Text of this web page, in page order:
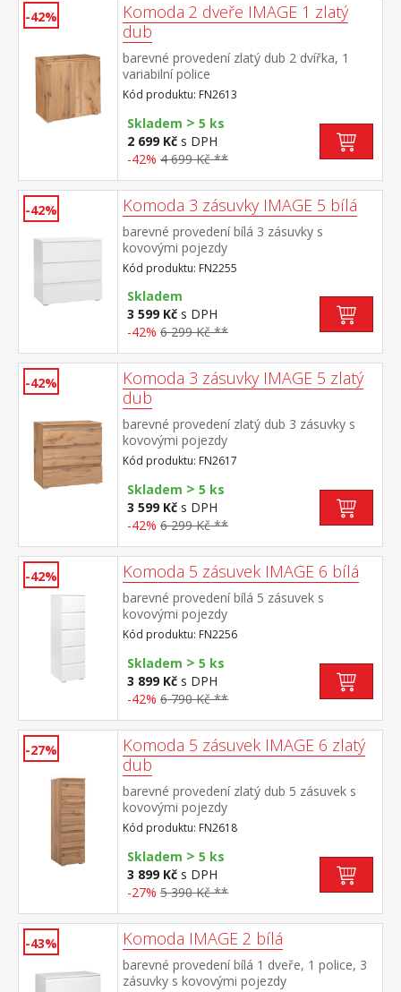
-42%
Komoda 2 dveře IMAGE 1 zlatý
dub
barevné provedení zlatý dub 2 dvířka, 1
variabilní police
Kód produktu: FN2613
Skladem > 5 ks
2 699 Kč s DPH
-42% 4 699 Kč **
-42% Komoda 3 zásuvky IMAGE 5 bílá
barevné provedení bílá 3 zásuvky s
kovovými pojezdy
Kód produktu: FN2255
Skladem
3 599 Kč s DPH
-42% 6 299 Kč **
-42%
Komoda 3 zásuvky IMAGE 5 zlatý
dub
barevné provedení zlatý dub 3 zásuvky s
kovovými pojezdy
Kód produktu: FN2617
Skladem > 5 ks
3 599 Kč s DPH
-42% 6 299 Kč **
-42% Komoda 5 zásuvek IMAGE 6 bílá
barevné provedení bílá 5 zásuvek s
kovovými pojezdy
Kód produktu: FN2256
Skladem > 5 ks
3 899 Kč s DPH
-42% 6 790 Kč **
-27%
Komoda 5 zásuvek IMAGE 6 zlatý
dub
barevné provedení zlatý dub 5 zásuvek s
kovovými pojezdy
Kód produktu: FN2618
Skladem > 5 ks
3 899 Kč s DPH
-27% 5 390 Kč **
-43% Komoda IMAGE 2 bílá
barevné provedení bílá 1 dveře, 1 police, 3
zásuvky s kovovými pojezdy